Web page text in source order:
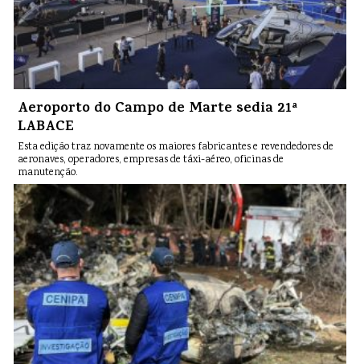
Aeroporto do Campo de Marte sedia 21ª
LABACE
Esta edição traz novamente os maiores fabricantes e revendedores de
aeronaves, operadores, empresas de táxi-aéreo, oficinas de
manutenção.